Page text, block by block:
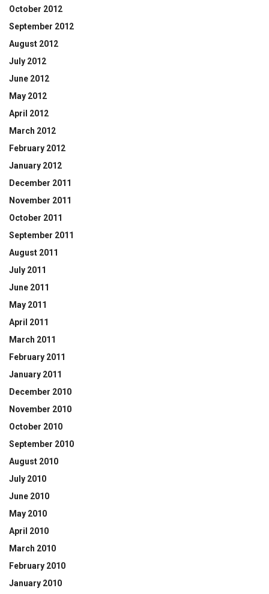
October 2012
September 2012
August 2012
July 2012
June 2012
May 2012
April 2012
March 2012
February 2012
January 2012
December 2011
November 2011
October 2011
September 2011
August 2011
July 2011
June 2011
May 2011
April 2011
March 2011
February 2011
January 2011
December 2010
November 2010
October 2010
September 2010
August 2010
July 2010
June 2010
May 2010
April 2010
March 2010
February 2010
January 2010